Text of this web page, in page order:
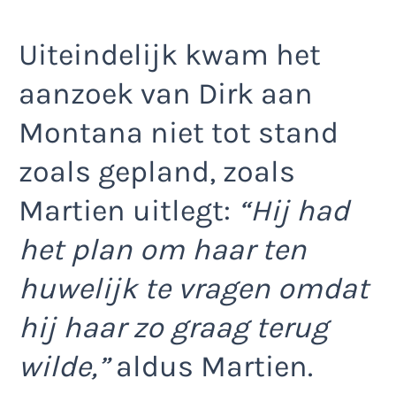
Uiteindelijk kwam het
aanzoek van Dirk aan
Montana niet tot stand
zoals gepland, zoals
Martien uitlegt: “Hij had
het plan om haar ten
huwelijk te vragen omdat
hij haar zo graag terug
wilde,”aldus Martien.